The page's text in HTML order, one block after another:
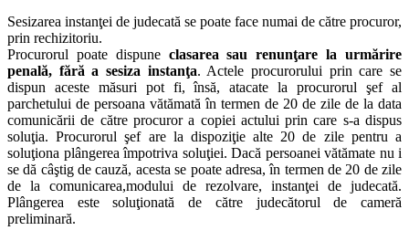
Sesizarea instanţei de judecată se poate face numai de către procuror,
prin rechizitoriu.
Procurorul poate dispune clasarea sau renunţare la urmărire
penală, fără a sesiza instanţa. Actele procurorului prin care se
dispun aceste măsuri pot fi, însă, atacate la procurorul şef al
parchetului de persoana vătămată în termen de 20 de zile de la data
comunicării de către procuror a copiei actului prin care s-a dispus
soluţia. Procurorul şef are la dispoziţie alte 20 de zile pentru a
soluţiona plângerea împotriva soluţiei. Dacă persoanei vătămate nu i
se dă câştig de cauză, acesta se poate adresa, în termen de 20 de zile
de la comunicarea,modului de rezolvare, instanţei de judecată.
Plângerea este soluţionată de către judecătorul de cameră
preliminară.